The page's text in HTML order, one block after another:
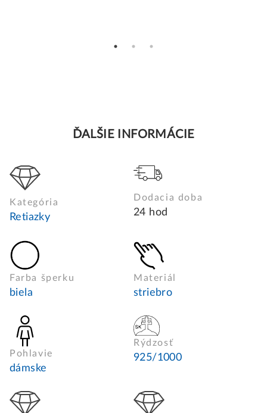
ĎALŠIE INFORMÁCIE
Kategória
Retiazky
Dodacia doba
24 hod
Farba šperku
biela
Materiál
striebro
Pohlavie
dámske
Rýdzosť
925/1000